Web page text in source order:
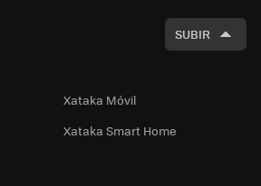
SUBIR
Xataka Móvil
Xataka Smart Home